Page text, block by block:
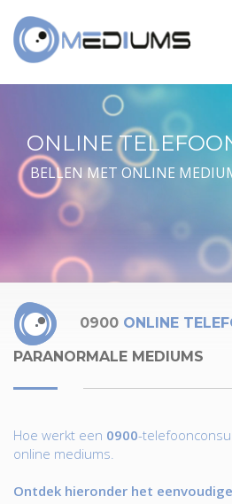
ONLINE
BELLEN MET ONLINE
0900 ONLINE
PARANORMALE MEDIUMS
Hoe werkt een 0900-
online mediums.
Ontdek hieronder het